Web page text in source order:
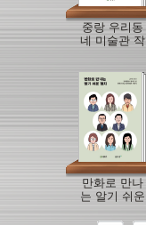
중랑 우리동
네 미술관 작
만화로 만나
는 알기 쉬운